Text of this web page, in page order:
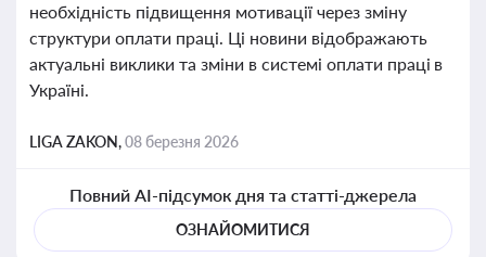
необхідність підвищення мотивації через зміну
структури оплати праці. Ці новини відображають
актуальні виклики та зміни в системі оплати праці в
Україні.
LIGA ZAKON,08 березня 2026
Повний AI-підсумок дня та статті-джерела
ОЗНАЙОМИТИСЯ